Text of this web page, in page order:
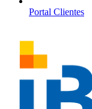
Portal Clientes